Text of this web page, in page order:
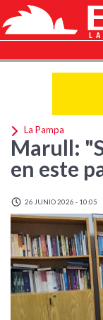
La Pampa
Marull:
en este
26 JUNIO 2026 - 10:05